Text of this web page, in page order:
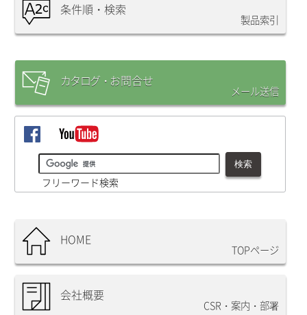
条件順・検索
製品索引
カタログ・ お問合せ
メール送信
フリーワード検索
HOME
TOPページ
会社概要
CSR・案内・部署